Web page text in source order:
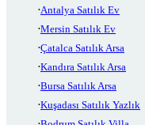
Antalya Satılık Ev
Mersin Satılık Ev
Çatalca Satılık Arsa
Kandıra Satılık Arsa
Bursa Satılık Arsa
Kuşadası Satılık Yazlık